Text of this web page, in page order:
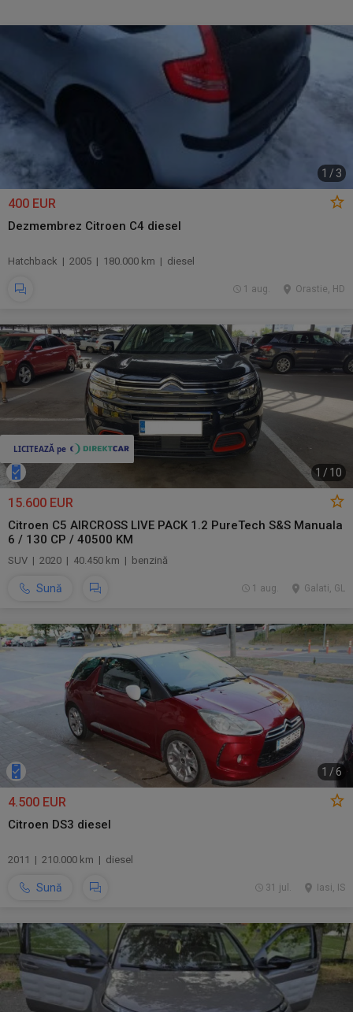
1 / 3
400 EUR
Dezmembrez Citroen C4 diesel
Hatchback | 2005 | 180.000 km | diesel
Orastie, HD
1 aug.
1 / 10
15.600 EUR
Citroen C5 AIRCROSS LIVE PACK 1.2 PureTech S&S Manuala
6 / 130 CP / 40500 KM
SUV | 2020 | 40.450 km | benzină
Sună Galati, GL
1 aug.
1 /6
4.500 EUR
Citroen DS3 diesel
2011 | 210.000 km | diesel
Sună Iasi, IS
31 jul.